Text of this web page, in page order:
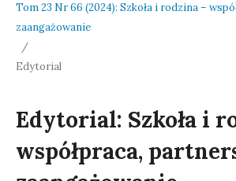
Tom 23 Nr 66 (2024): Szkoła i rodzina –
zaangażowanie
/
Edytorial
Edytorial: Szkoła i
współpraca,